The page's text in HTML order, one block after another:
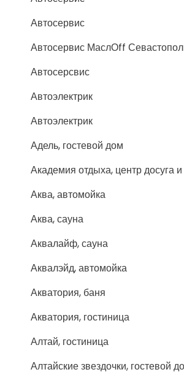
Автосервис
Автосервис МаслОff
Автосерсвис
Автоэлектрик
Автоэлектрик
Адель, гостевой дом
Академия отдыха, центр досуга
Аква, автомойка
Аква, сауна
Аквалайф, сауна
Аквалэйд, автомойка
Акватория, баня
Акватория, гостиница
Алтай, гостиница
Алтайские звездочки, гостевой